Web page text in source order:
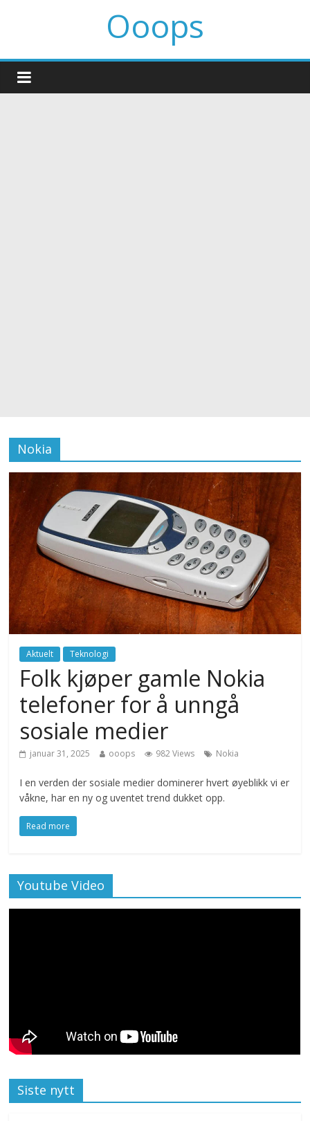
Ooops
Nokia
Aktuelt Teknologi
Folk kjøper gamle Nokia
telefoner for å unngå
sosiale medier
januar 31, 2025 ooops 982 Views Nokia
I en verden der sosiale medier dominerer hvert øyeblikk vi er
våkne, har en ny og uventet trend dukket opp.
Read more
Youtube Video
Siste nytt